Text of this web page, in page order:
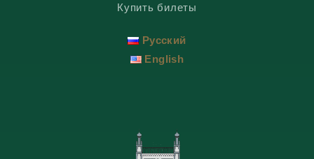
Купить билеты
Русский
English